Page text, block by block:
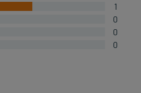
1
0
0
0